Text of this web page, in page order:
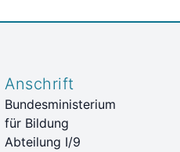
Anschrift
Bundesministerium
für Bildung
Abteilung I/9